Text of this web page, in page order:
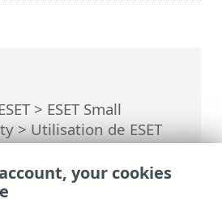
> ESET Small
>Utilisation de ESET
>Configuration
> ThreatSense>
ThreatSense
your cookies